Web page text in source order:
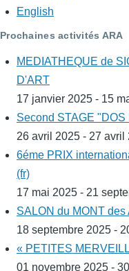
English
Prochaines activités ARA
MEDIATHEQUE de
D'ART
17 janvier 2025 - 15
Second STAGE
26 avril 2025 - 27 avril
6éme PRIX
(fr)
17 mai 2025 - 21
SALON du MONT des
18 septembre 2025 -
« PETITES
01 novembre 2025 -